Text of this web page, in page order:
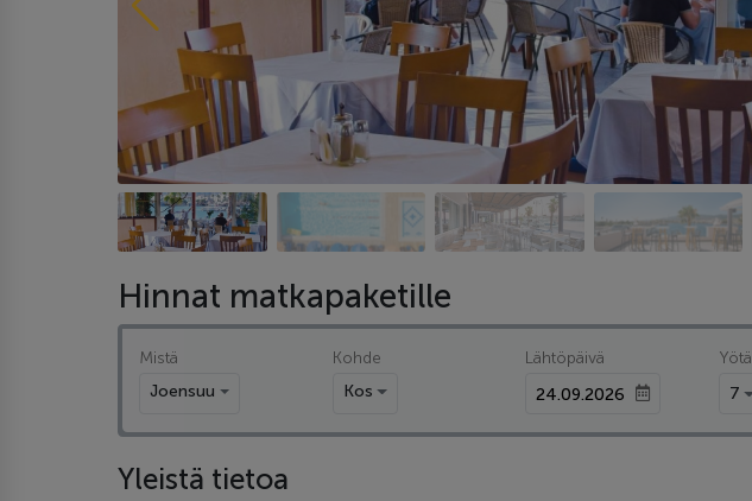
Hinnat matkapaketille
Mistä
Joensuu
Kohde
Kos
Lähtöpäivä
Yötä
7
Yleistä tietoa